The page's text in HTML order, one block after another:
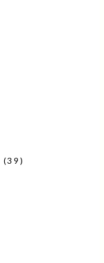
(39)